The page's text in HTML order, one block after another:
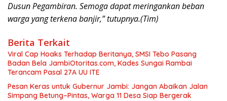
Dusun Pegambiran. Semoga dapat meringankan beban
warga yang terkena banjir,” tutupnya.(Tim)
Berita Terkait
Viral Cap Hoaks Terhadap Beritanya, SMSI Tebo Pasang
Badan Bela JambiOtoritas.com, Kades Sungai Rambai
Terancam Pasal 27A UU ITE
Pesan Keras untuk Gubernur Jambi: Jangan Abaikan Jalan
Simpang Betung–Pintas, Warga 11 Desa Siap Bergerak